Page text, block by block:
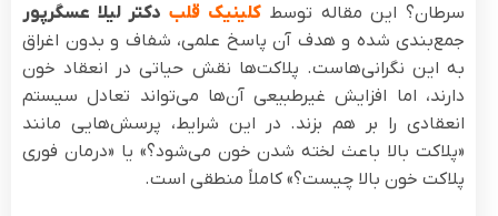
سرطان؟ این مقاله توسطکلینیک قلب دکتر لیلا عسگرپور
جمع‌بندی شده و هدف آن پاسخ علمی، شفاف و بدون اغراق
به این نگرانی‌هاست. پلاکت‌ها نقش حیاتی در انعقاد خون
دارند، اما افزایش غیرطبیعی آن‌ها می‌تواند تعادل سیستم
انعقادی را بر هم بزند. در این شرایط، پرسش‌هایی مانند
«پلاکت بالا باعث لخته شدن خون می‌شود؟» یا «درمان فوری
پلاکت خون بالا چیست؟» کاملاً منطقی است.